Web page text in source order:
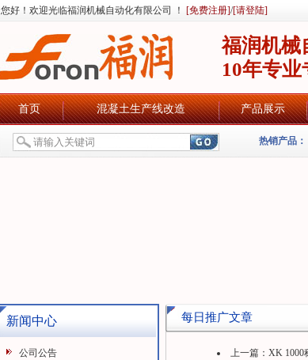
您好！欢迎光临福润机械自动化有限公司 ！ [免费注册]/[请登陆]
福润机械
10年专
首页 混凝土生产线改造 产品展示
热销产品：
新闻中心
公司公告
每日推广文章
上一篇： XK 1000